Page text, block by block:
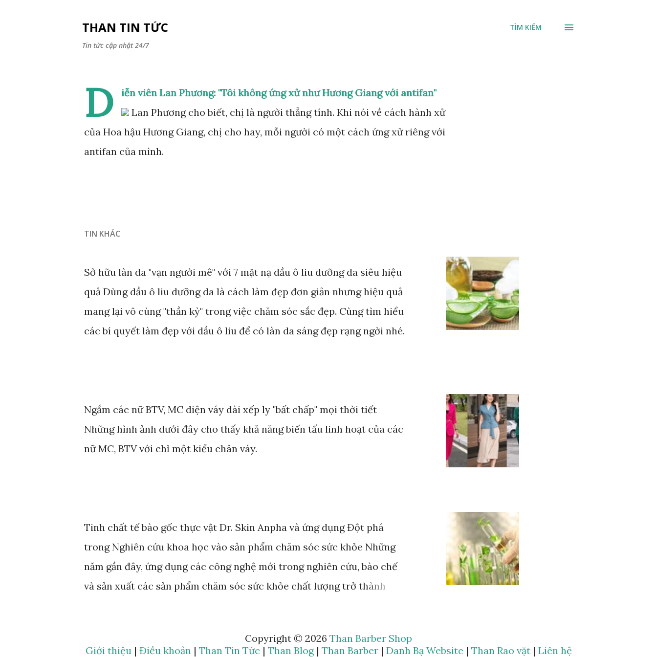
THAN TIN TỨC
Tin tức cập nhật 24/7
TÌM KIẾM
D
iễn viên Lan Phương: "Tôi không ứng xử như Hương Giang với antifan"
Lan Phương cho biết, chị là người thẳng tính. Khi nói về cách hành xử
của Hoa hậu Hương Giang, chị cho hay, mỗi người có một cách ứng xử riêng với
antifan của mình.
TIN KHÁC
Sở hữu làn da "vạn người mê" với 7 mặt nạ dầu ô liu dưỡng da siêu hiệu
quả Dùng dầu ô liu dưỡng da là cách làm đẹp đơn giản nhưng hiệu quả
mang lại vô cùng "thần kỳ" trong việc chăm sóc sắc đẹp. Cùng tìm hiểu
các bí quyết làm đẹp với dầu ô liu để có làn da sáng đẹp rạng ngời nhé.
Ngắm các nữ BTV, MC diện váy dài xếp ly "bất chấp" mọi thời tiết
Những hình ảnh dưới đây cho thấy khả năng biến tấu linh hoạt của các
nữ MC, BTV với chỉ một kiểu chân váy.
Tinh chất tế bào gốc thực vật Dr. Skin Anpha và ứng dụng Đột phá
trong Nghiên cứu khoa học vào sản phẩm chăm sóc sức khỏe Những
năm gần đây, ứng dụng các công nghệ mới trong nghiên cứu, bào chế
và sản xuất các sản phẩm chăm sóc sức khỏe chất lượng trở thành
mà Anphagroup là một trong những đơn vị tiên phong tiêu biểu. Đơn vị
Copyright © 2026 Than Barber Shop
Giới thiệu| Điều khoản| Than Tin Tức | Than Blog| Than Barber| Danh Bạ Website | Than Rao vặt| Liên hệ